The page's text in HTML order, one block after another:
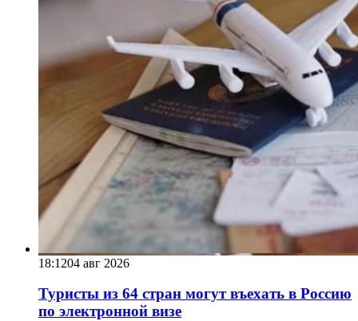
18:1204 авг 2026
Туристы из 64 стран могут въехать в Россию
по электронной визе